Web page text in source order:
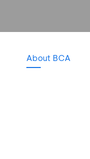
About BCA